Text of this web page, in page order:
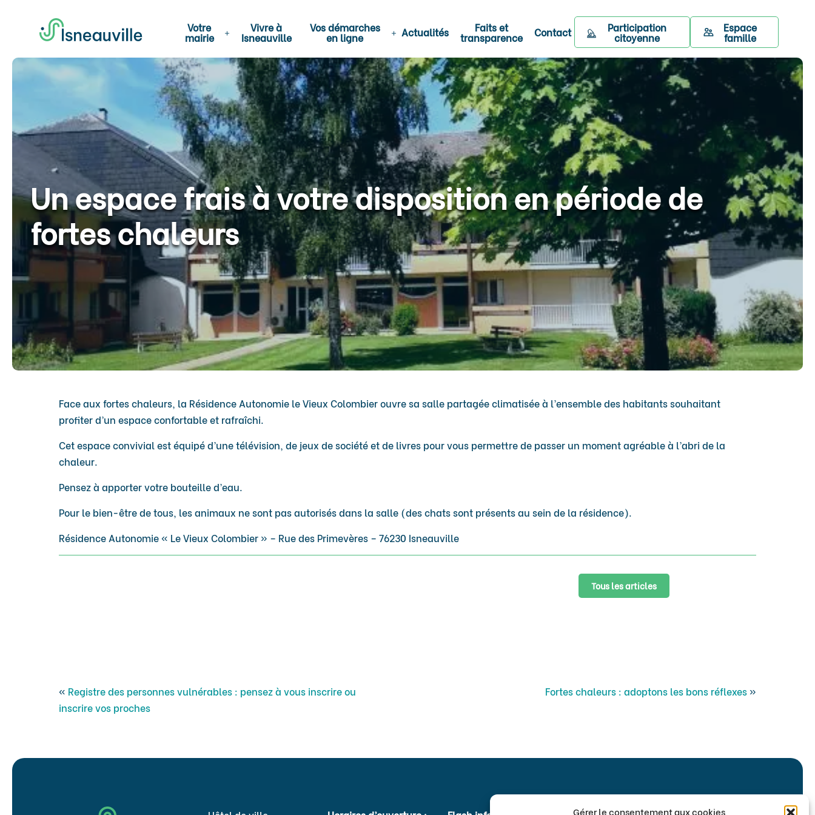
Gérer le consentement aux cookies
Votre
mairie
Vivre à
Isneauville
Vos démarches
en ligne Actualités Faits et
transparence Contact Participation
citoyenne
Espace
famille
Un espace frais à votre disposition en période de
fortes chaleurs
Face aux fortes chaleurs, la Résidence Autonomie le Vieux Colombier ouvre sa salle partagée climatisée à l’ensemble des habitants souhaitant
profiter d’un espace confortable et rafraîchi.
Cet espace convivial est équipé d’une télévision, de jeux de société et de livres pour vous permettre de passer un moment agréable à l’abri de la
chaleur.
Pensez à apporter votre bouteille d’eau.
Pour le bien-être de tous, les animaux ne sont pas autorisés dans la salle (des chats sont présents au sein de la résidence).
Résidence Autonomie « Le Vieux Colombier » – Rue des Primevères – 76230 Isneauville
Tous les articles
« Registre des personnes vulnérables : pensez à vous inscrire ou
inscrire vos proches
Fortes chaleurs : adoptons les bons réflexes»